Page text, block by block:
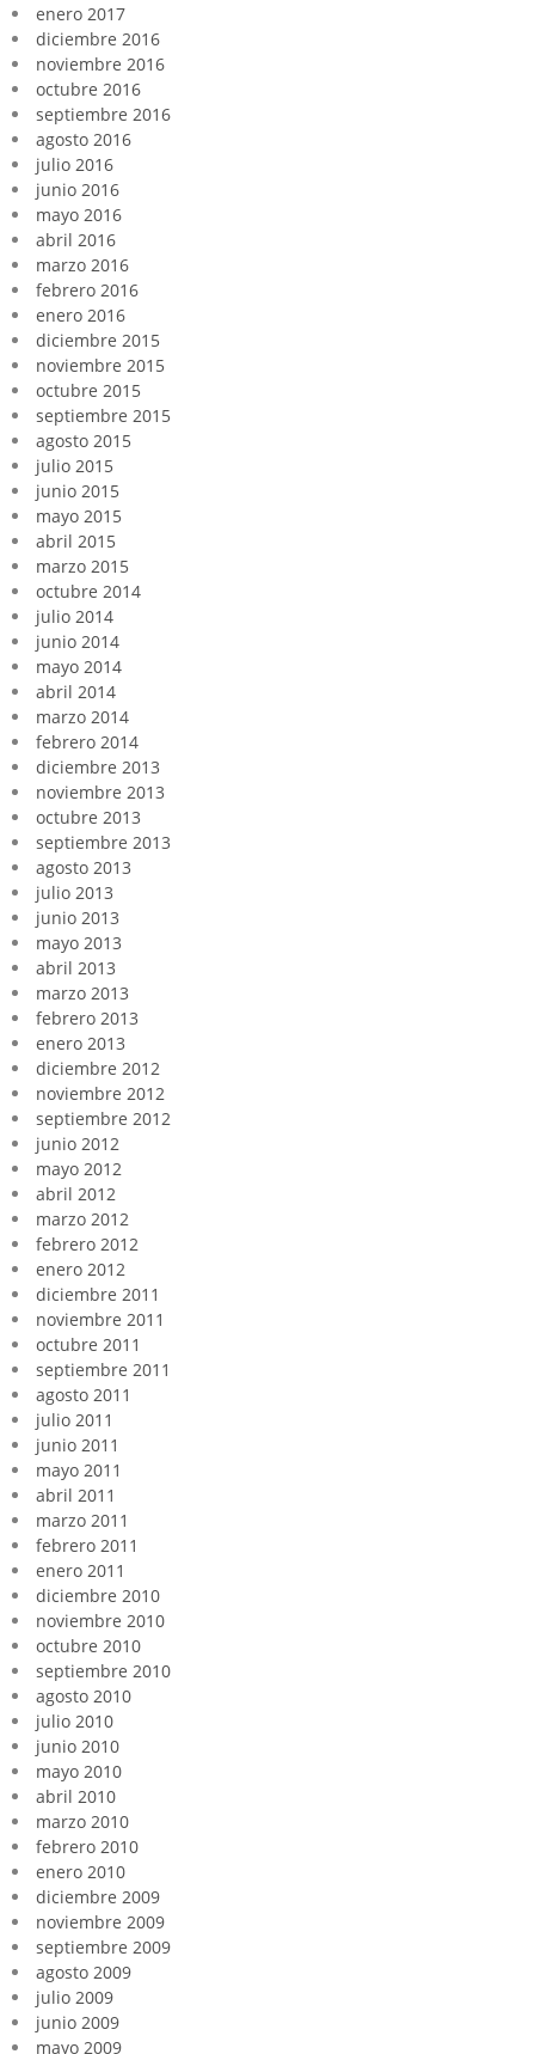
enero 2017
diciembre 2016
noviembre 2016
octubre 2016
septiembre 2016
agosto 2016
julio 2016
junio 2016
mayo 2016
abril 2016
marzo 2016
febrero 2016
enero 2016
diciembre 2015
noviembre 2015
octubre 2015
septiembre 2015
agosto 2015
julio 2015
junio 2015
mayo 2015
abril 2015
marzo 2015
octubre 2014
julio 2014
junio 2014
mayo 2014
abril 2014
marzo 2014
febrero 2014
diciembre 2013
noviembre 2013
octubre 2013
septiembre 2013
agosto 2013
julio 2013
junio 2013
mayo 2013
abril 2013
marzo 2013
febrero 2013
enero 2013
diciembre 2012
noviembre 2012
septiembre 2012
junio 2012
mayo 2012
abril 2012
marzo 2012
febrero 2012
enero 2012
diciembre 2011
noviembre 2011
octubre 2011
septiembre 2011
agosto 2011
julio 2011
junio 2011
mayo 2011
abril 2011
marzo 2011
febrero 2011
enero 2011
diciembre 2010
noviembre 2010
octubre 2010
septiembre 2010
agosto 2010
julio 2010
junio 2010
mayo 2010
abril 2010
marzo 2010
febrero 2010
enero 2010
diciembre 2009
noviembre 2009
septiembre 2009
agosto 2009
julio 2009
junio 2009
mayo 2009